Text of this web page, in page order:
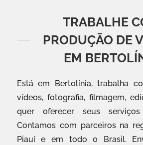
TRABALHE
PRODUÇÃO DE
EM
Está em Bertolínia, trabalha
vídeos, fotografia, filmagem,
quer oferecer seus
Contamos com parceiros na
Piauí e em todo o Brasil.